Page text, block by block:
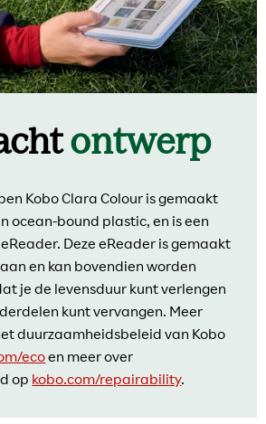
ontwerp
Kobo Clara Colour is gemaakt
ocean-bound plastic, en is een
Deze eReader is gemaakt
en kan bovendien worden
je de levensduur kunt verlengen
kunt vervangen. Meer
duurzaamheidsbeleid van Kobo
ecoen meer over
op kobo.com/repairability.